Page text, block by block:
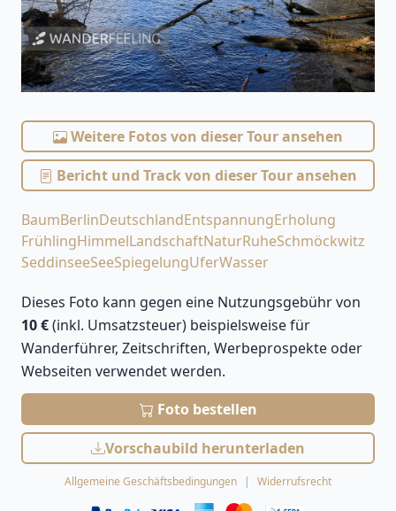
Weitere Fotos von dieser Tour ansehen
Bericht und Track von dieser Tour ansehen
BaumBerlinDeutschlandEntspannungErholung
FrühlingHimmelLandschaftNaturRuheSchmöckwitz
SeddinseeSeeSpiegelungUferWasser
Dieses Foto kann gegen eine Nutzungsgebühr von
10 €(inkl. Umsatzsteuer) beispielsweise für
Wanderführer, Zeitschriften, Werbeprospekte oder
Webseiten verwendet werden.
Foto bestellen
Vorschaubild herunterladen
Allgemeine Geschäftsbedingungen Widerrufsrecht